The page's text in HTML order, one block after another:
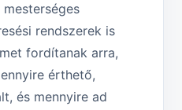
rendszerek is
fordítanak arra,
érthető,
és mennyire ad